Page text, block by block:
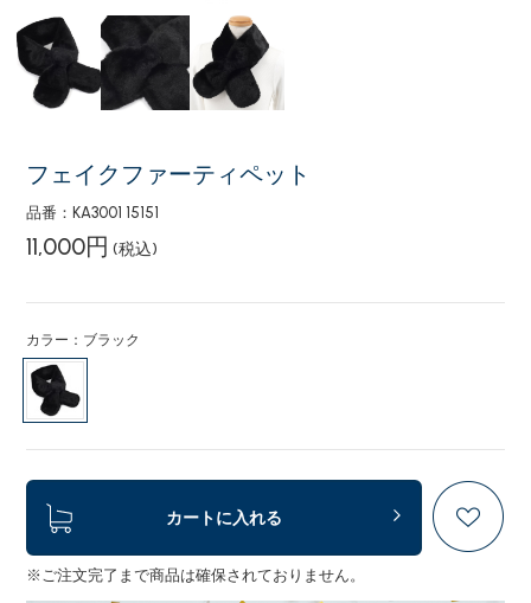
フェイクファーティペット
品番：KA3001 15151
11,000円 (税込)
カラー：ブラック
カートに入れる
※ご注文完了まで商品は確保されておりません。